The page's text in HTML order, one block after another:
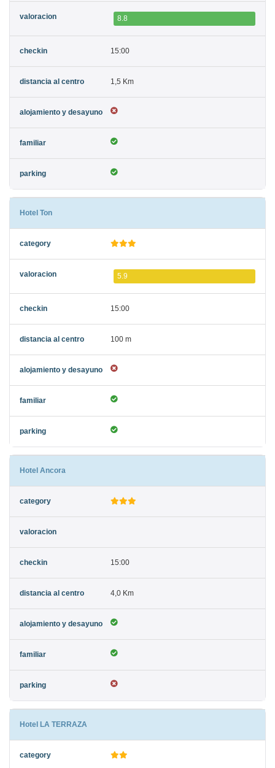
8.8
15:00
1,5 Km
Hotel Ton
5.9
15:00
100 m
Hotel Ancora
15:00
4,0 Km
Hotel LA TERRAZA